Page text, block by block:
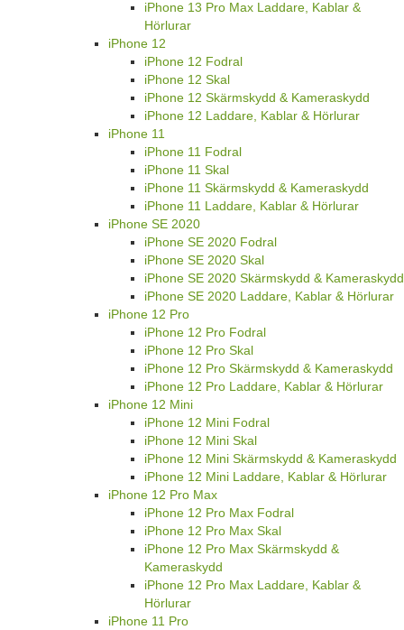
iPhone 13 Pro Max Laddare, Kablar &
Hörlurar
iPhone 12
iPhone 12 Fodral
iPhone 12 Skal
iPhone 12 Skärmskydd & Kameraskydd
iPhone 12 Laddare, Kablar & Hörlurar
iPhone 11
iPhone 11 Fodral
iPhone 11 Skal
iPhone 11 Skärmskydd & Kameraskydd
iPhone 11 Laddare, Kablar & Hörlurar
iPhone SE 2020
iPhone SE 2020 Fodral
iPhone SE 2020 Skal
iPhone SE 2020 Skärmskydd & Kameraskydd
iPhone SE 2020 Laddare, Kablar & Hörlurar
iPhone 12 Pro
iPhone 12 Pro Fodral
iPhone 12 Pro Skal
iPhone 12 Pro Skärmskydd & Kameraskydd
iPhone 12 Pro Laddare, Kablar & Hörlurar
iPhone 12 Mini
iPhone 12 Mini Fodral
iPhone 12 Mini Skal
iPhone 12 Mini Skärmskydd & Kameraskydd
iPhone 12 Mini Laddare, Kablar & Hörlurar
iPhone 12 Pro Max
iPhone 12 Pro Max Fodral
iPhone 12 Pro Max Skal
iPhone 12 Pro Max Skärmskydd &
Kameraskydd
iPhone 12 Pro Max Laddare, Kablar &
Hörlurar
iPhone 11 Pro